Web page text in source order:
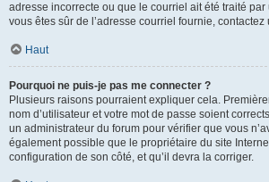
adresse incorrecte ou que le courriel ait été traité par
vous êtes sûr de l’adresse courriel fournie, contactez
Haut
Pourquoi ne puis-je pas me connecter ?
Plusieurs raisons pourraient expliquer cela.
nom d’utilisateur et votre mot de passe soient
un administrateur du forum pour vérifier que vous
également possible que le propriétaire du site
configuration de son côté, et qu’il devra la corriger.